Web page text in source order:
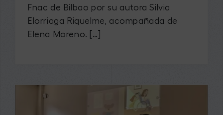
Fnac de Bilbao por su autora Silvia
Elorriaga Riquelme, acompañada de
Elena Moreno. […]